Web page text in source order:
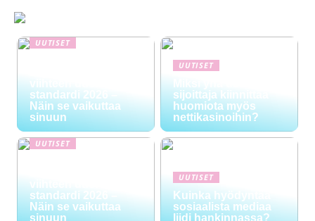
UUTISET
viihteen uusi
standardi 2026 –
Näin se vaikuttaa
sinuun
UUTISET
Miksi yhä useampi
sijoittaja kiinnittää
huomiota myös
nettikasinoihin?
UUTISET
viihteen uusi
standardi 2026 –
Näin se vaikuttaa
sinuun
UUTISET
Kuinka hyödyntää
sosiaalista mediaa
liidi hankinnassa?